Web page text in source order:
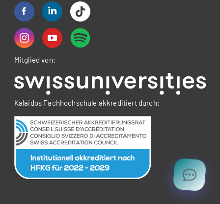
Mitglied von:
Kalaidos Fachhochschule akkreditiert durch: